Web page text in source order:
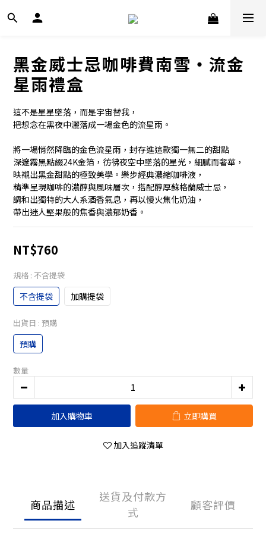
黑金威士忌咖啡費南雪・流金
星雨禮盒
這不是星星墜落，而是宇宙替我，
把想念在黑夜中灑落成一場金色的流星雨。
將一場悄然降臨的金色流星雨，封存進這款獨一無二的甜點
深邃霧黑點綴24K金箔，彷彿夜空中墜落的星光，細膩而奢華，
映襯出黑金甜點的極致美學。樂步經典濃縮咖啡液，
精準呈現咖啡的濃醇與風味層次，搭配醇厚蘇格蘭威士忌，
調和出獨特的大人系酒香氣息，再以慢火焦化奶油，
帶出迷人堅果般的焦香與濃郁奶香。
NT$760
規格 : 不含提袋
不含提袋 加購提袋
出貨日 : 預購
預購
數量
加入購物車 立即購買
加入追蹤清單
商品描述
送貨及付款方
式
顧客評價